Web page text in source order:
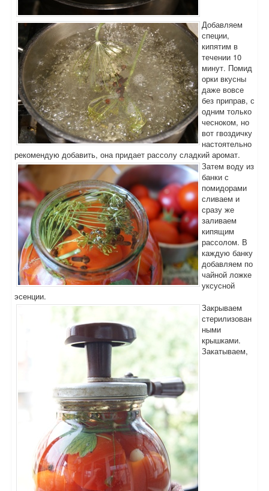
Добавляем
специи,
кипятим в
течении 10
минут. Помид
орки вкусны
даже вовсе
без приправ, с
одним только
чесноком, но
вот гвоздичку
настоятельно
рекомендую добавить, она придает рассолу сладкий аромат.
Затем воду из
банки с
помидорами
сливаем и
сразу же
заливаем
кипящим
рассолом. В
каждую банку
добавляем по
чайной ложке
уксусной
эсенции.
Закрываем
стерилизован
ными
крышками.
Закатываем,